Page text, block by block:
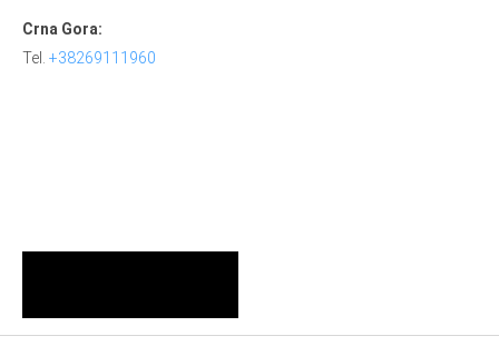
Crna Gora:
Tel. +38269111960